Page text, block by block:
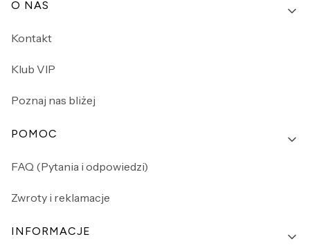
O NAS
Kontakt
Klub VIP
Poznaj nas bliżej
POMOC
FAQ (Pytania i odpowiedzi)
Zwroty i reklamacje
INFORMACJE